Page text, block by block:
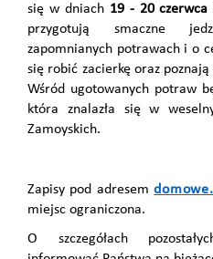
się w dniach 19 - 20 czerwca
przygotują smaczne
zapomnianych potrawach i o
się robić zacierkę oraz
Wśród ugotowanych potraw
która znalazła się w
Zamoyskich.
Zapisy pod adresem
miejsc ograniczona.
O szczegółach